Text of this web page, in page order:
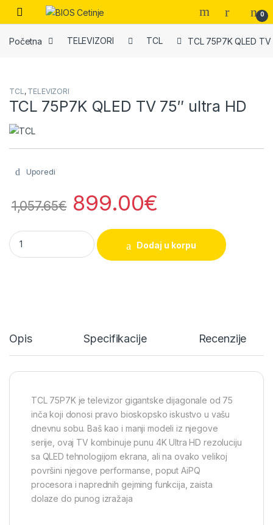
Skip to navigation
Skip to content
Open 0
Početna TELEVIZORI TCL TCL 75P7K QLED
TCL , TELEVIZORI
TCL 75P7K QLED TV 75″ ultra HD
Uporedi
1,057.65€ 899.00€
TCL 75P7K QLED TV 75" ultra HD quantity
Dodaj u korpu
Opis Specifikacije Recenzije
TCL 75P7K je televizor gigantske dijagonale od 75
inča koji donosi pravo bioskopsko iskustvo u vašu
dnevnu sobu. Baš kao i manji modeli iz njegove
serije, ovaj TV kombinuje punu 4K Ultra HD rezoluciju
sa QLED tehnologijom ekrana, ali na ovako velikoj
površini njegove performanse, poput AiPQ
procesora i naprednih gejming funkcija, zaista
dolaze do punog izražaja